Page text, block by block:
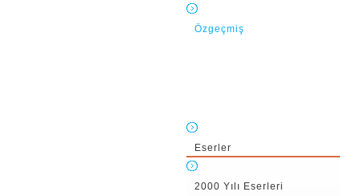
Özgeçmiş
Eserler
2000 Yılı Eserleri